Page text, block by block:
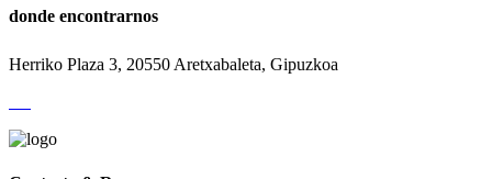
donde encontrarnos
Herriko Plaza 3, 20550 Aretxabaleta, Gipuzkoa